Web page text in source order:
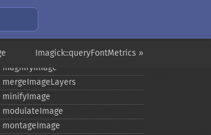
Imagick::queryFontMetrics »
levelImage
liquidRescaleImage
listRegistry
magnifyImage
mergeImageLayers
minifyImage
modulateImage
montageImage